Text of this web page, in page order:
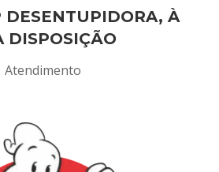
DESENTUPIDORA, À
DISPOSIÇÃO
Atendimento